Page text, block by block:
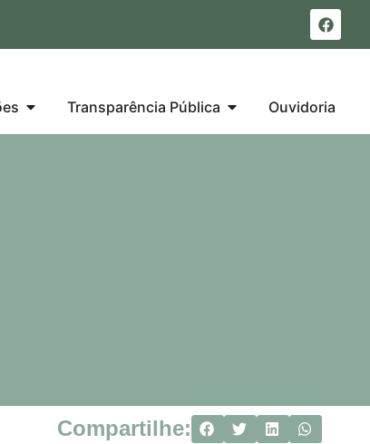
Transparência Pública Ouvidoria
Compartilhe: